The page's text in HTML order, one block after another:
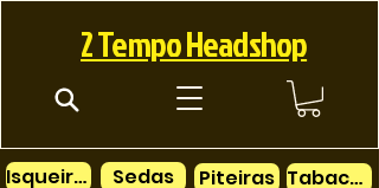
2 Tempo Headshop
Isqueiros
Sedas
Piteiras
Tabacos